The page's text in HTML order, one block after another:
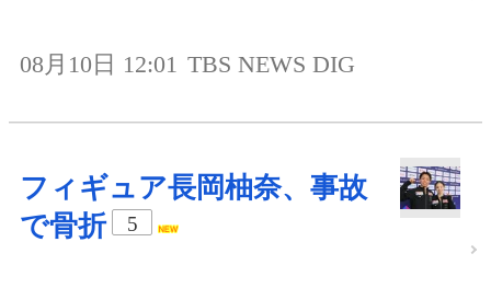
08月10日 12:01 TBS NEWS DIG
フィギュア長岡柚奈、事故
で骨折
5